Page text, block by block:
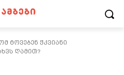
ტოვებენ ჭკვიანი
ღამით?